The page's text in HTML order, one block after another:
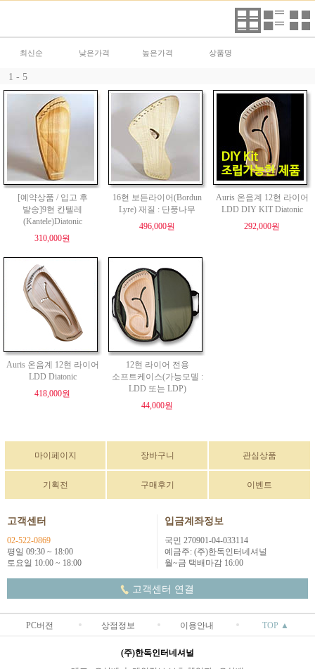
최신순 낮은가격 높은가격 상품명
1 - 5
[예약상품 / 입고 후
발송]9현 칸텔레
(Kantele)Diatonic
310,000원
16현 보든라이어(Bordun
Lyre) 재질 : 단풍나무
496,000원
Auris 온음계 12현 라이어
LDD DIY KIT Diatonic
292,000원
Auris 온음계 12현 라이어
LDD Diatonic
418,000원
12현 라이어 전용
소프트케이스(가능모델 :
LDD 또는 LDP)
44,000원
마이페이지 장바구니 관심상품
기획전 구매후기 이벤트
고객센터
02-522-0869
평일 09:30 ~ 18:00
토요일 10:00 ~ 18:00
입금계좌정보
국민 270901-04-033114
예금주: (주)한독인터네셔널
월~금 택배마감 16:00
고객센터 연결
PC버전 상점정보 이용안내 TOP ▲
(주)한독인터네셔널